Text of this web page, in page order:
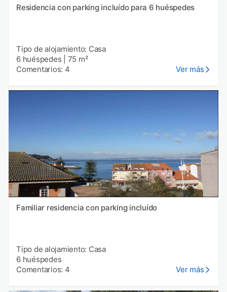
Residencia con parking incluído para 6 huéspedes
Tipo de alojamiento: Casa
6 huéspedes
75 m²
Comentarios: 4
Ver más
Familiar residencia con parking incluído
Tipo de alojamiento: Casa
6 huéspedes
Comentarios: 4
Ver más